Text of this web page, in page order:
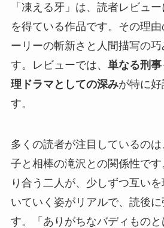
「凍える牙」は、読者レビュ
を得ている作品です。その理
ーリーの斬新さと人間描写の
す。レビューでは、 単なる刑
理ドラマとしての深みが特に好
す。
多くの読者が注目しているの
子と相棒の滝沢との関係性で
り合う二人が、少しずつ互い
いていく姿がリアルで、読後
す。「ありがちなバディもの